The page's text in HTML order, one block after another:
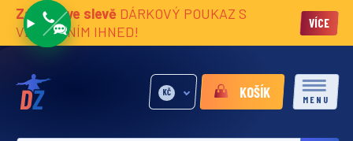
Zážitky ve slevě DÁRKOVÝ POUKAZ S
VĚNOVÁNÍM IHNED!
VÍCE
KČ KOŠÍK MENU